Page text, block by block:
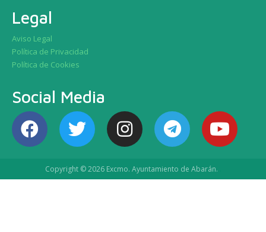
Legal
Aviso Legal
Política de Privacidad
Política de Cookies
Social Media
Copyright © 2026 Excmo. Ayuntamiento de Abarán.